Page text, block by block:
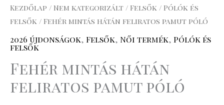
Kezdőlap / Nem kategorizált / Felsők / Pólók és
felsők / Fehér mintás hátán feliratos pamut póló
2026 újdonságok, Felsők, Női termék, Pólók és
felsők
Fehér mintás hátán
feliratos pamut póló